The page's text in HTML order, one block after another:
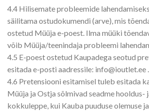
4.4 Hilisemate probleemide
säilitama ostudokumendi (arve), mis
ostetud Müüja e-poest. Ilma müüki
võib Müüja/teenindaja probleemi
4.5 E-poest ostetud Kaupadega seotud
esitada e-posti aadressile: info@ioutlet.ee .
4.6 Pretensiooni esitamisel tuleb esitada
Müüja ja Ostja sõlmivad seadme hooldus-
kokkuleppe, kui Kauba puuduse olemuse